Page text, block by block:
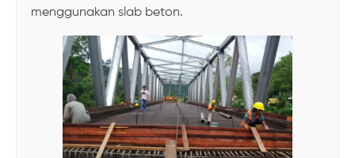
menggunakan slab beton.